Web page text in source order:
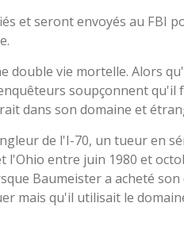
et seront envoyés au FBI
double vie mortelle. Alors
soupçonnent qu'il
dans son domaine et
de l'I-70, un tueur en
entre juin 1980 et
Baumeister a acheté son
mais qu'il utilisait le